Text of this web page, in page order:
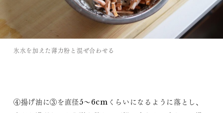
氷水を加えた薄力粉と混ぜ合わせる
④揚げ油に③を直径5〜6cmくらいになるように落とし、